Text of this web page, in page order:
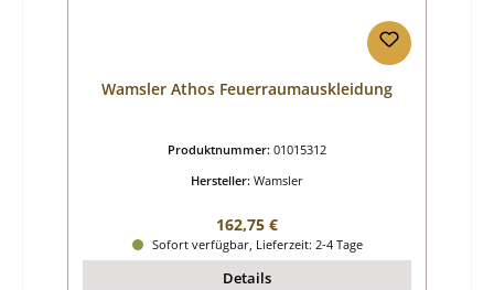
Wamsler Athos Feuerraumauskleidung
Produktnummer: 01015312
Hersteller: Wamsler
Regulärer Preis:
162,75 €
Sofort verfügbar, Lieferzeit: 2-4 Tage
Details